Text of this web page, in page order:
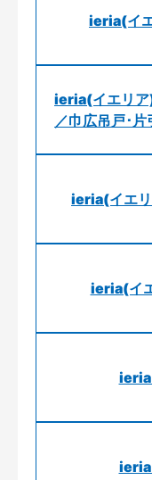
ieria(イ
ieria(イエリア
／巾広吊戸･片
ieria(イエリ
ieria(イ